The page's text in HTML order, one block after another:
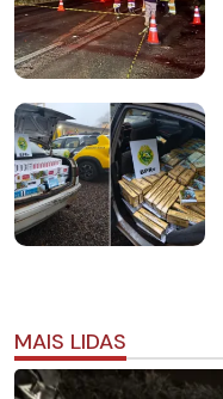
MAIS LIDAS